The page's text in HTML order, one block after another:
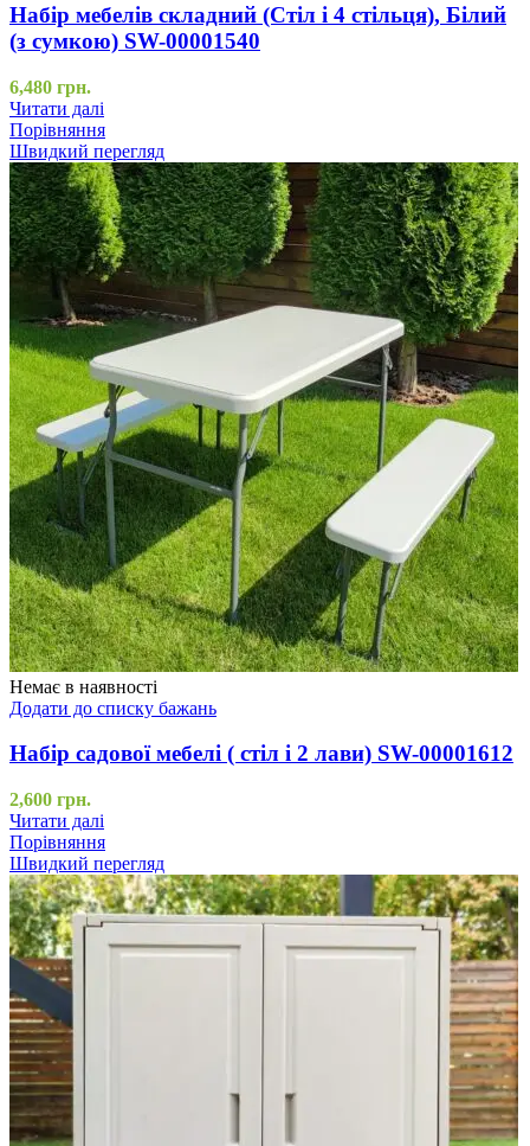
Набір мебелів складний (Стіл і 4 стільця), Білий
(з сумкою) SW-00001540
6,480 грн.
Читати далі
Порівняння
Швидкий перегляд
Немає в наявності
Додати до списку бажань
Набір садової мебелі ( стіл і 2 лави) SW-00001612
2,600 грн.
Читати далі
Порівняння
Швидкий перегляд